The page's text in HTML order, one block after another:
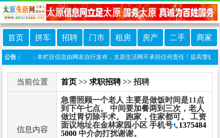
首页 拼车 招聘 门市 租房 房产 二手 商家
公告：
免责声明：本栏目信息由网友自行发布，太原生活网不承担任何责任！提高警惕，
当前位置 首页 >> 求职招聘>> 招聘
信息内容
急需照顾一个老人 主要是做饭时间是11点
到下午七点。 中间要加餐两到三次，老人
做过胃切除手术。 跑家，住家都可。 工资
面议地址在金林家园小区 手机号
1375484
5000 中介勿打扰谢谢。